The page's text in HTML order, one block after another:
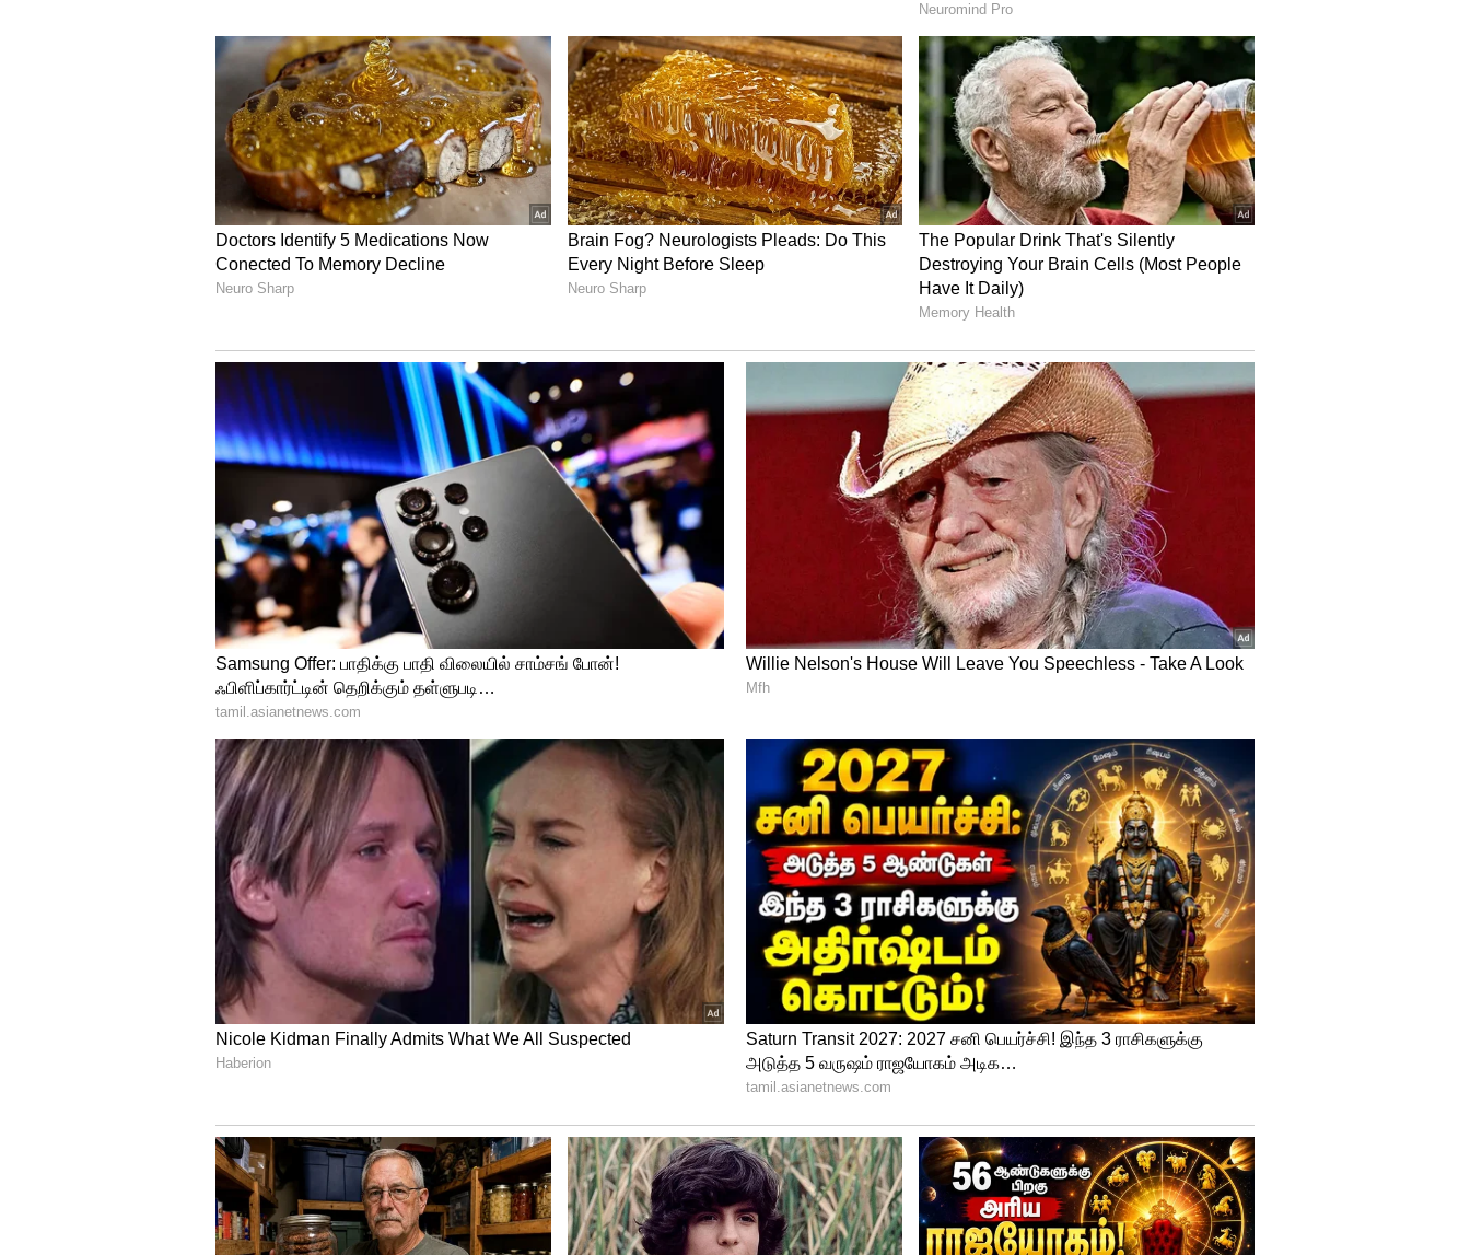
இதனை அடுத்து கோவை அவினாசி சாலையில் உள்ள பிரபல கார் சோரூமில்
ஷர்மிளா பெயரில் 16 இலட்சம் மதிப்பலான மகேந்திரா மரோசா கார் புக்
செய்யப்பட்டது. இதனைத் தொடர்ந்து இரு தினங்களுக்கு முன்னர் புதிய
காருக்கான சாவியை மக்கள் நீதி மய்யத்தின் தலைவர் கமலஹாசன்
ஷர்மிளாவிடம் வழங்கினார். தொடர்ந்து சனிக்கிழமை கோவை அவிநாசி
சாலையில் உள்ள கார் ஷோரூமில் சனிக்கிழமை ஷர்மிளா தனது புது காரை
குடும்ப உறுப்பினர்கள் மற்றும் நண்பர்கள் உடன் சென்று டெலிவரி
வருகிறது.
வெறும் ரூ.133 போடுங்க.. உங்களுக்கு 3 லட்சம் கிடைக்கும் - அதிக லாபம்
தரும் போஸ்ட் ஆபிஸ் திட்டம்